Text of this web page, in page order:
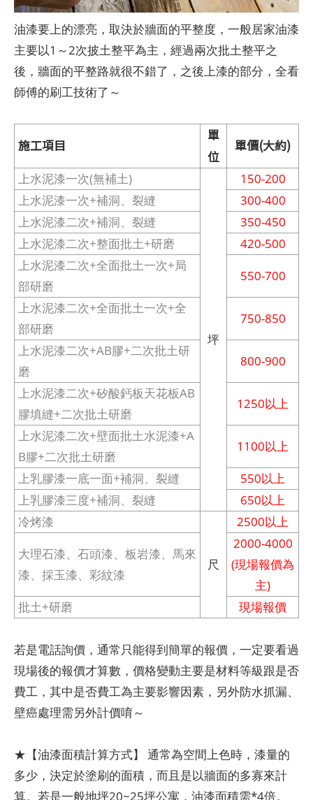
油漆要上的漂亮，取決於牆面的平整度，一般居家油漆
主要以1～2次披土整平為主，經過兩次批土整平之
後，牆面的平整路就很不錯了，之後上漆的部分，全看
師傅的刷工技術了～
施工項目
單
位
單價(大約)
上水泥漆一次(無補土)
坪
150-200
上水泥漆一次+補洞、裂縫
300-400
上水泥漆二次+補洞、裂縫
350-450
上水泥漆二次+整面批土+研磨
420-500
上水泥漆二次+全面批土一次+局
部研磨
550-700
上水泥漆二次+全面批土一次+全
部研磨
750-850
上水泥漆二次+AB膠+二次批土研
磨
800-900
上水泥漆二次+矽酸鈣板天花板AB
膠填縫+二次批土研磨
1250以上
上水泥漆二次+壁面批土水泥漆+A
B膠+二次批土研磨
1100以上
上乳膠漆一底一面+補洞、裂縫
550以上
上乳膠漆三度+補洞、裂縫
650以上
冷烤漆
尺
2500以上
大理石漆、石頭漆、板岩漆、馬來
漆、採玉漆、彩紋漆
2000-4000
(現場報價為
主)
批土+研磨
現場報價
若是電話詢價，通常只能得到簡單的報價，一定要看過
現場後的報價才算數，價格變動主要是材料等級跟是否
費工，其中是否費工為主要影響因素，另外防水抓漏、
壁癌處理需另外計價唷～
★【油漆面積計算方式】 通常為空間上色時，漆量的
多少，決定於塗刷的面積，而且是以牆面的多寡來計
算。若是一般地坪20~25坪公寓，油漆面積需*4倍。